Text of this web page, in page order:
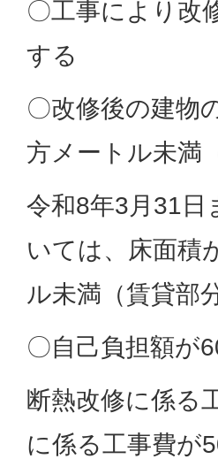
〇工事により改
する
〇改修後の建物
方メートル未満
令和8年3月31日
いては、床面積
ル未満（賃貸部
〇自己負担額が
断熱改修に係る
に係る工事費が